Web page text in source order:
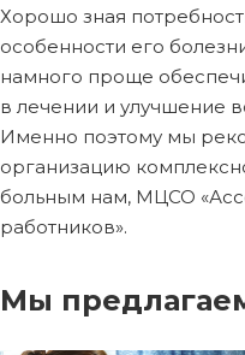
Хорошо зная
особенности его
намного проще
в лечении и улучшение
Именно поэтому мы
организацию
больным нам, МЦСО
работников».
Мы